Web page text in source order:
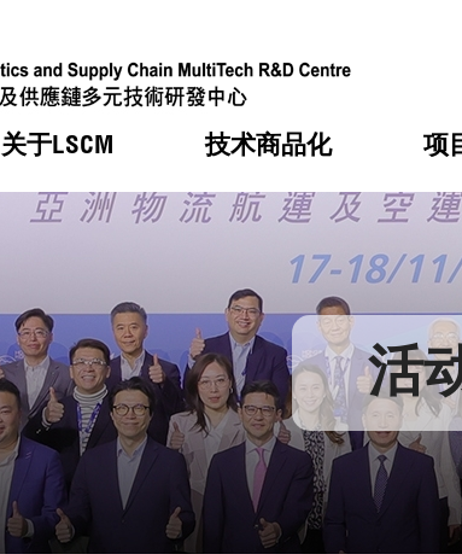
关于LSCM
机构简介
组织架构
组织架构
董事局
研究顾问
招标通告
技术商品化
服务
可获授权之技术
应用于公共服务之创新技术
重点项目
项
合作计划
资助计划
资助计划
税务优惠
申请
评审
征求研发项目计划书
活动
奖项
新闻中心
媒体报导
新闻稿
资讯中心
会籍及服务
会员列表
会员登入 活